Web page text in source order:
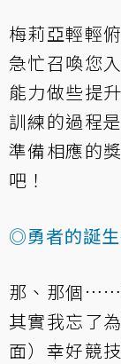
梅莉亞輕輕
急忙召喚您
能力做些提
訓練的過程
準備相應的
吧！
◎勇者的誕生
那、那個……
其實我忘了
面）幸好競